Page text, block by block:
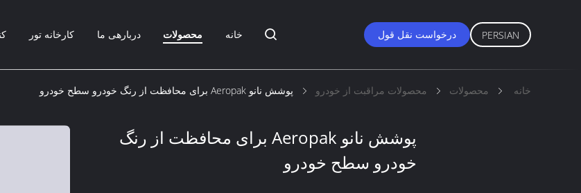
خانه محصولات دربارهی ما کارخانه تور درخواست نقل قول PERSIAN
خانه محصولات محصولات مراقبت از خودرو پوشش نانو Aeropak برای محافظت از رنگ خودرو سطح خودرو
پوشش نانو Aeropak برای محافظت از رنگ
خودرو سطح خودرو